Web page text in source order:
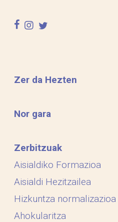
facebook
instagram
twitter
Zer da Hezten
Nor gara
Zerbitzuak
Aisialdiko Formazioa
Aisialdi Hezitzailea
Hizkuntza normalizazioa
Ahokularitza